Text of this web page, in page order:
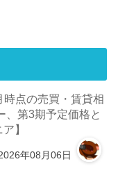
点の売買・賃貸相
、第3期予定価格と
】
年08月06日